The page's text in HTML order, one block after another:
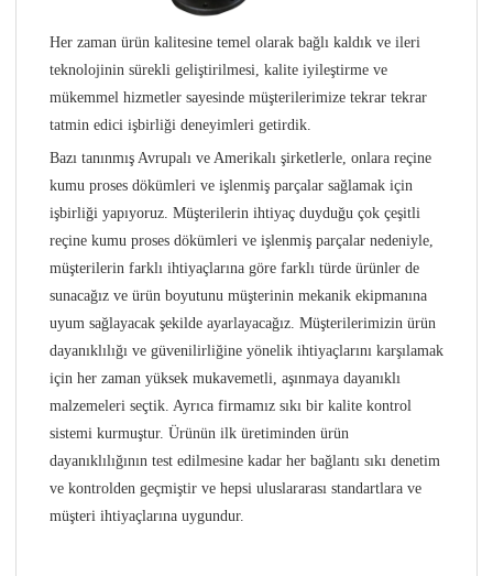
Her zaman ürün kalitesine temel olarak bağlı kaldık ve ileri
teknolojinin sürekli geliştirilmesi, kalite iyileştirme ve
mükemmel hizmetler sayesinde müşterilerimize tekrar tekrar
tatmin edici işbirliği deneyimleri getirdik.
Bazı tanınmış Avrupalı ​​ve Amerikalı şirketlerle, onlara reçine
kumu proses dökümleri ve işlenmiş parçalar sağlamak için
işbirliği yapıyoruz. Müşterilerin ihtiyaç duyduğu çok çeşitli
reçine kumu proses dökümleri ve işlenmiş parçalar nedeniyle,
müşterilerin farklı ihtiyaçlarına göre farklı türde ürünler de
sunacağız ve ürün boyutunu müşterinin mekanik ekipmanına
uyum sağlayacak şekilde ayarlayacağız. Müşterilerimizin ürün
dayanıklılığı ve güvenilirliğine yönelik ihtiyaçlarını karşılamak
için her zaman yüksek mukavemetli, aşınmaya dayanıklı
malzemeleri seçtik. Ayrıca firmamız sıkı bir kalite kontrol
sistemi kurmuştur. Ürünün ilk üretiminden ürün
dayanıklılığının test edilmesine kadar her bağlantı sıkı denetim
ve kontrolden geçmiştir ve hepsi uluslararası standartlara ve
müşteri ihtiyaçlarına uygundur.